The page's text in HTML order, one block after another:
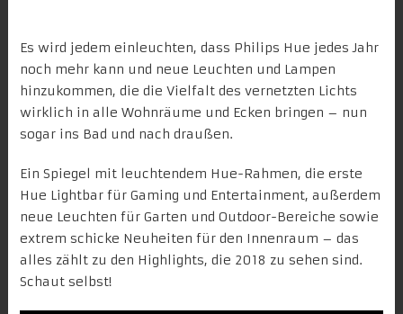
Es wird jedem einleuchten, dass Philips Hue jedes Jahr
noch mehr kann und neue Leuchten und Lampen
hinzukommen, die die Vielfalt des vernetzten Lichts
wirklich in alle Wohnräume und Ecken bringen – nun
sogar ins Bad und nach draußen.
Ein Spiegel mit leuchtendem Hue-Rahmen, die erste
Hue Lightbar für Gaming und Entertainment, außerdem
neue Leuchten für Garten und Outdoor-Bereiche sowie
extrem schicke Neuheiten für den Innenraum – das
alles zählt zu den Highlights, die 2018 zu sehen sind.
Schaut selbst!